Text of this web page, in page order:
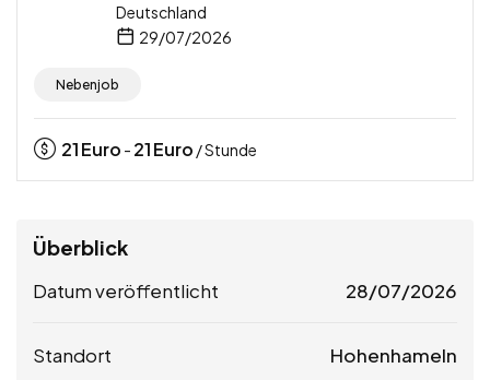
Deutschland
29/07/2026
Nebenjob
21Euro - 21Euro / Stunde
Überblick
Datum veröffentlicht 28/07/2026
Standort Hohenhameln